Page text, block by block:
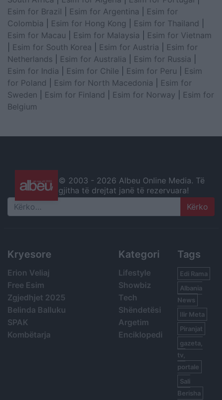
Esim for Brazil
Esim for Argentina
Esim for
Colombia
Esim for Hong Kong Esim for Thailand
Esim for Macau
Esim for Malaysia
Esim for Vietnam
Esim for South Korea Esim for Austria
Esim for
Netherlands
Esim for Australia Esim for Russia
Esim for India
Esim for Chile Esim for Peru
Esim
for Poland
Esim for North Macedonia
Esim for
Sweden
Esim for Finland Esim for Norway
Esim for
Belgium
© 2003 - 2026 Albeu Online Media. Të
gjitha të drejtat janë të rezervuara!
Search
Kryesore
Erion Veliaj
Free Esim
Zgjedhjet 2025
Belinda Balluku
SPAK
Kombëtarja
Kategori
Lifestyle
Showbiz
Tech
Shëndetësi
Argetim
Enciklopedi
Tags
Edi Rama
Albania
News
Ilir Meta
Piranjat
gazeta,
tv,
portale
Sali
Berisha